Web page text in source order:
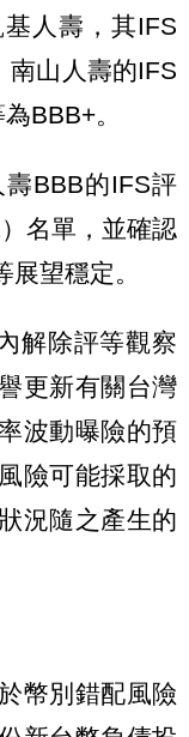
人壽，其IFS
南山人壽的IFS
BBB+。
BBB的IFS評
名單，並確認
望穩定。
解除評等觀察
更新有關台灣
波動曝險的預
險可能採取的
況隨之產生的
幣別錯配風險